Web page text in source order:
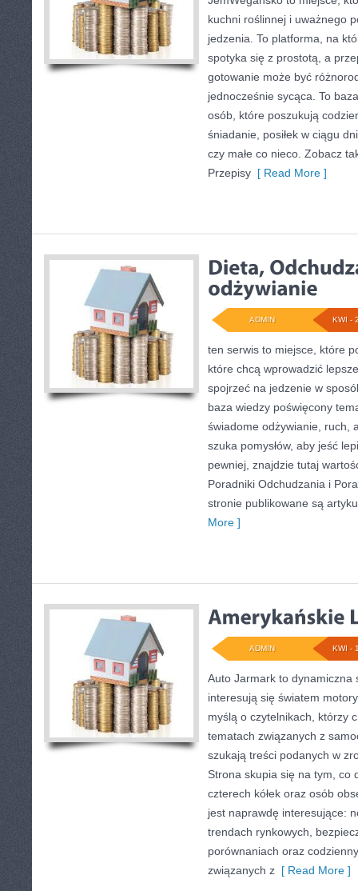
kuchni roślinnej i uważnego
jedzenia. To platforma, na
spotyka się z prostotą, a
gotowanie może być
jednocześnie sycąca. To
osób, które poszukują
śniadanie, posiłek w ciągu
czy małe co nieco. Zobacz
Przepisy [ Read More ]
KWI -
ADMIN
ten serwis to miejsce, które
które chcą wprowadzić
spojrzeć na jedzenie w
baza wiedzy poświęcony
świadome odżywianie, ruch,
szuka pomysłów, aby jeść
pewniej, znajdzie tutaj
Poradniki Odchudzania i
stronie publikowane są
More ]
KWI -
ADMIN
Auto Jarmark to dynamiczna
interesują się światem
myślą o czytelnikach, którzy
tematach związanych z
szukają treści podanych w
Strona skupia się na tym, co
czterech kółek oraz osób
jest naprawdę interesujące:
trendach rynkowych,
porównaniach oraz
związanych z [ Read More ]